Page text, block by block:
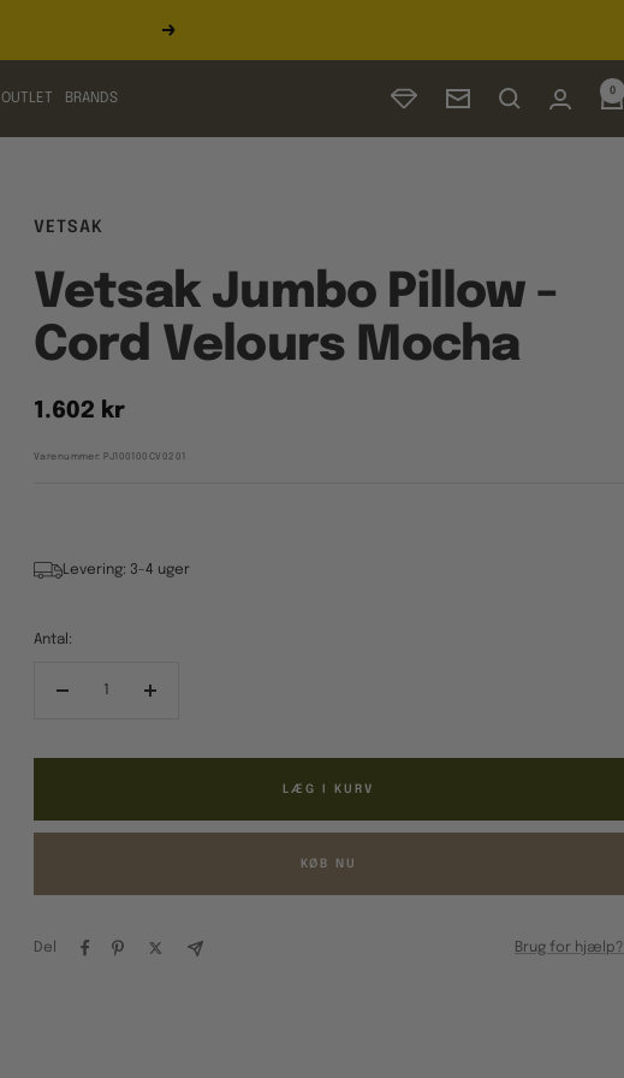
Næste
OUTLET BRANDS Nyhedsbrev
0
VETSAK
Vetsak Jumbo Pillow -
Cord Velours Mocha
Tilbudspris
1.602 kr
Varenummer: PJ100100CV0201
Levering: 3-4 uger
Antal:
Forøg
LÆG I KURV
KØB NU
Del Brug for hjælp?